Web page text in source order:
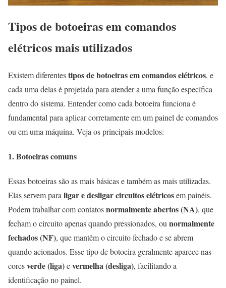
Tipos de botoeiras em comandos
elétricos mais utilizados
Existem diferentestipos de botoeiras em comandos elétricos, e
cada uma delas é projetada para atender a uma função específica
dentro do sistema. Entender como cada botoeira funciona é
fundamental para aplicar corretamente em um painel de comandos
ou em uma máquina. Veja os principais modelos:
1. Botoeiras comuns
Essas botoeiras são as mais básicas e também as mais utilizadas.
Elas servem paraligar e desligar circuitos elétricosem painéis.
Podem trabalhar com contatosnormalmente abertos (NA), que
fecham o circuito apenas quando pressionados, ounormalmente
fechados (NF), que mantêm o circuito fechado e se abrem
quando acionados. Esse tipo de botoeira geralmente aparece nas
coresverde (liga)evermelha (desliga), facilitando a
identificação no painel.